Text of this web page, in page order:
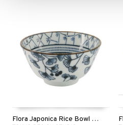
Flora Japonica Rice Bowl 12cm